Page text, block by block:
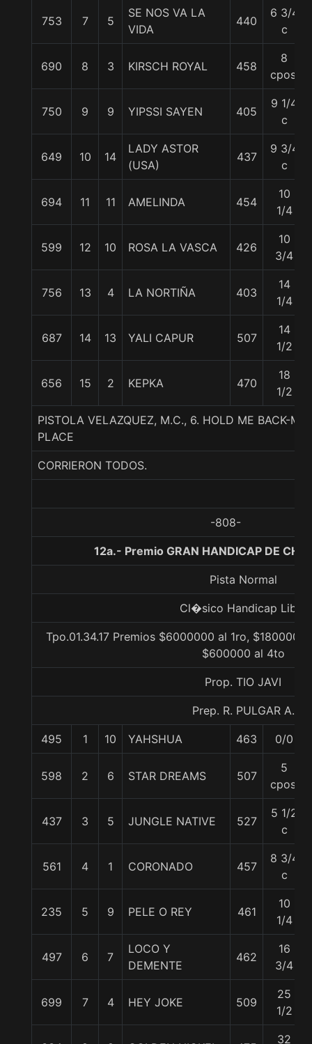
753 7 5
SE NOS VA LA
VIDA
440
6 3/4
c
690 8 3 KIRSCH ROYAL 458
8
cpos.
750 9 9 YIPSSI SAYEN 405
9 1/4
c
649 10 14
LADY ASTOR
(USA)
437
9 3/4
c
694 11 11 AMELINDA 454
10
1/4
599 12 10 ROSA LA VASCA 426
10
3/4
756 13 4 LA NORTIÑA 403
14
1/4
687 14 13 YALI CAPUR 507
14
1/2
656 15 2 KEPKA 470
18
1/2
PISTOLA VELAZQUEZ, M.C., 6. HOLD ME BACK-
PLACE
CORRIERON TODOS.
-808-
12a.- Premio GRAN HANDICAP DE
Pista Normal
Cl�sico Handicap Libre
Tpo.01.34.17 Premios $6000000 al 1ro,
$600000 al 4to
Prop. TIO JAVI
Prep. R. PULGAR A.
495 1 10 YAHSHUA 463 0/0
598 2 6 STAR DREAMS 507
5
cpos.
437 3 5 JUNGLE NATIVE 527
5 1/2
c
561 4 1 CORONADO 457
8 3/4
c
235 5 9 PELE O REY 461
10
1/4
497 6 7
LOCO Y
DEMENTE
462
16
3/4
699 7 4 HEY JOKE 509
25
1/2
32